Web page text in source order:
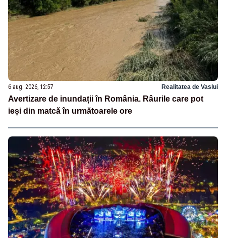
6 aug. 2026, 12:57 Realitatea de Vaslui
Avertizare de inundații în România. Râurile care pot
ieși din matcă în următoarele ore